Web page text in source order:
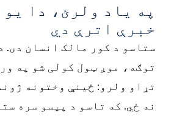
په یاد ولرئ، دا
خبرې اترې دي
ستاسو د کور مالک انسان دی.
توګه، موږ ټول کولی شو په
تړاو ولرو: ځینې وختونه
نه ځي. که تاسو د پیسو سره